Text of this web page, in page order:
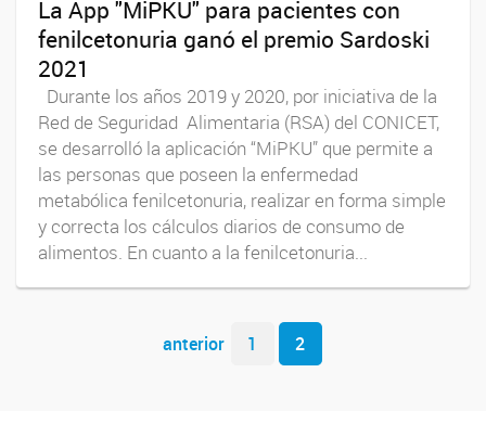
La App "MiPKU" para pacientes con
fenilcetonuria ganó el premio Sardoski
2021
Durante los años 2019 y 2020, por iniciativa de la
Red de Seguridad Alimentaria (RSA) del CONICET,
se desarrolló la aplicación “MiPKU” que permite a
las personas que poseen la enfermedad
metabólica fenilcetonuria, realizar en forma simple
y correcta los cálculos diarios de consumo de
alimentos. En cuanto a la fenilcetonuria...
Navegador de artículos
anterior 1 2